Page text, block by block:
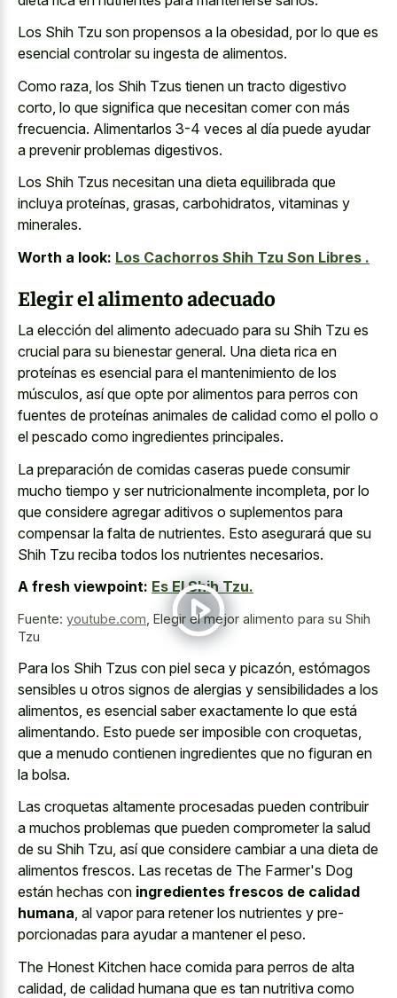
Los Shih Tzu son propensos a la obesidad, por lo que es
esencial controlar su ingesta de alimentos.
Como raza, los Shih Tzus tienen un tracto digestivo
corto, lo que significa que necesitan comer con más
frecuencia. Alimentarlos 3-4 veces al día puede ayudar
a prevenir problemas digestivos.
Los Shih Tzus necesitan una dieta equilibrada que
incluya proteínas, grasas, carbohidratos, vitaminas y
minerales.
Worth a look: Los Cachorros Shih Tzu Son Libres .
Elegir el alimento adecuado
La elección del alimento adecuado para su Shih Tzu es
crucial para su bienestar general. Una dieta rica en
proteínas es esencial para el mantenimiento de los
músculos, así que opte por alimentos para perros con
fuentes de proteínas animales de calidad como el pollo o
el pescado como ingredientes principales.
La preparación de comidas caseras puede consumir
mucho tiempo y ser nutricionalmente incompleta, por lo
que considere agregar aditivos o suplementos para
compensar la falta de nutrientes. Esto asegurará que su
Shih Tzu reciba todos los nutrientes necesarios.
A fresh viewpoint: Es El Shih Tzu.
Fuente: youtube.com Elegir el mejor alimento para su Shih
Tzu
Para los Shih Tzus con piel seca y picazón, estómagos
sensibles u otros signos de alergias y sensibilidades a los
alimentos, es esencial saber exactamente lo que está
alimentando. Esto puede ser imposible con croquetas,
que a menudo contienen ingredientes que no figuran en
la bolsa.
Las croquetas altamente procesadas pueden contribuir
a muchos problemas que pueden comprometer la salud
de su Shih Tzu, así que considere cambiar a una dieta de
alimentos frescos. Las recetas de The Farmer's Dog
están hechas con ingredientes frescos de calidad
humana, al vapor para retener los nutrientes y pre-
porcionadas para ayudar a mantener el peso.
The Honest Kitchen hace comida para perros de alta
calidad, de calidad humana que es tan nutritiva como